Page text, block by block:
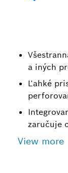
a iných
Ľahké
zaručuje
View more